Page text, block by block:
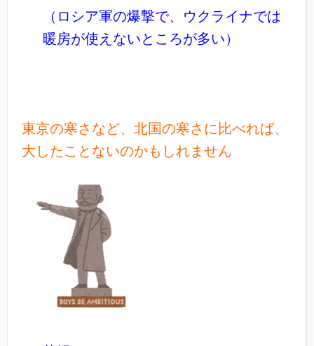
（ロシア軍の爆撃で、ウクライナでは
暖房が使えないところが多い）
東京の寒さなど、北国の寒さに比べれば、
大したことないのかもしれません